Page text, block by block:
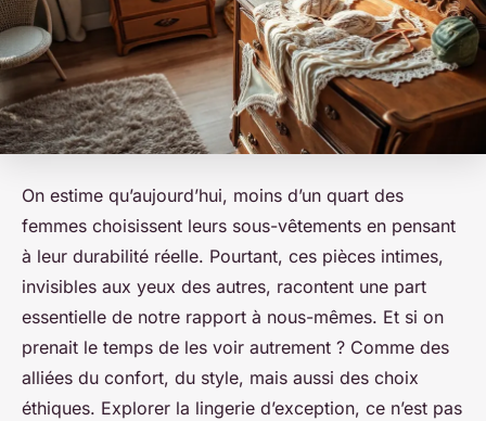
On estime qu’aujourd’hui, moins d’un quart des
femmes choisissent leurs sous-vêtements en pensant
à leur durabilité réelle. Pourtant, ces pièces intimes,
invisibles aux yeux des autres, racontent une part
essentielle de notre rapport à nous-mêmes. Et si on
prenait le temps de les voir autrement ? Comme des
alliées du confort, du style, mais aussi des choix
éthiques. Explorer la lingerie d’exception, ce n’est pas